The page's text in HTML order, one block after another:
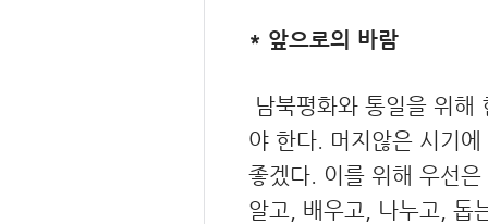
* 앞으로의 바람
남북평화와 통일을 위해
야 한다. 머지않은 시기
좋겠다. 이를 위해 우선
알고, 배우고, 나누고, 돕